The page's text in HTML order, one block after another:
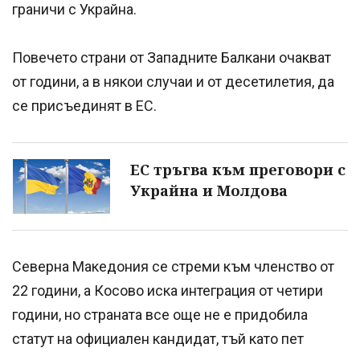
граничи с Украйна.
Повечето страни от Западните Балкани очакват
от години, а в някои случаи и от десетилетия, да
се присъединят в ЕС.
ЕС тръгва към преговори с
Украйна и Молдова
Северна Македония се стреми към членство от
22 години, а Косово иска интеграция от четири
години, но страната все още не е придобила
статут на официален кандидат, тъй като пет